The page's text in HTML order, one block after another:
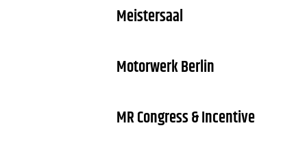
Meistersaal
Motorwerk Berlin
MR Congress & Incentive